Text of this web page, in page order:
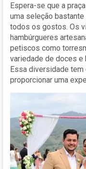
Espera-se que a
uma seleção
todos os gostos. Os
hambúrgueres
petiscos como
variedade de doces e
Essa diversidade
proporcionar uma